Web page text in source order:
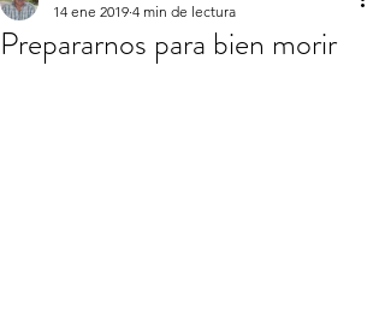
Prepararnos para bien morir
14 ene 2019 4 min de lectura